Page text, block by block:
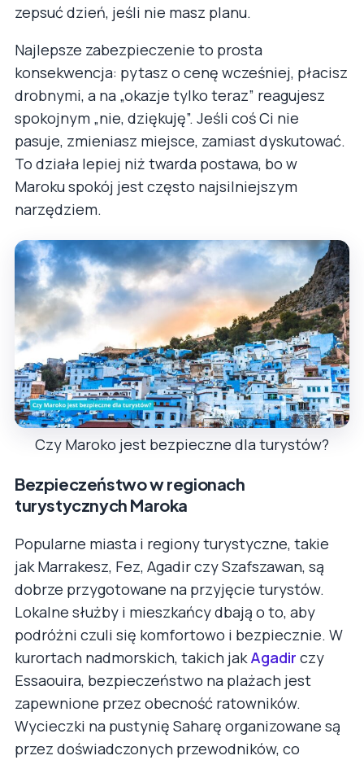
zepsuć dzień, jeśli nie masz planu.
Najlepsze zabezpieczenie to prosta
konsekwencja: pytasz o cenę wcześniej, płacisz
drobnymi, a na „okazje tylko teraz” reagujesz
spokojnym „nie, dziękuję”. Jeśli coś Ci nie
pasuje, zmieniasz miejsce, zamiast dyskutować.
To działa lepiej niż twarda postawa, bo w
Maroku spokój jest często najsilniejszym
narzędziem.
Czy Maroko jest bezpieczne dla turystów?
Bezpieczeństwo w regionach
turystycznych Maroka
Popularne miasta i regiony turystyczne, takie
jak Marrakesz, Fez, Agadir czy Szafszawan, są
dobrze przygotowane na przyjęcie turystów.
Lokalne służby i mieszkańcy dbają o to, aby
podróżni czuli się komfortowo i bezpiecznie. W
kurortach nadmorskich, takich jakAgadir czy
Essaouira, bezpieczeństwo na plażach jest
zapewnione przez obecność ratowników.
Wycieczki na pustynię Saharę organizowane są
przez doświadczonych przewodników, co